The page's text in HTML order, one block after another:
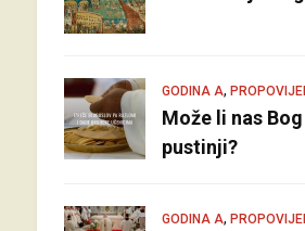
GODINA A,
Može li nas
pustinji?
GODINA A,